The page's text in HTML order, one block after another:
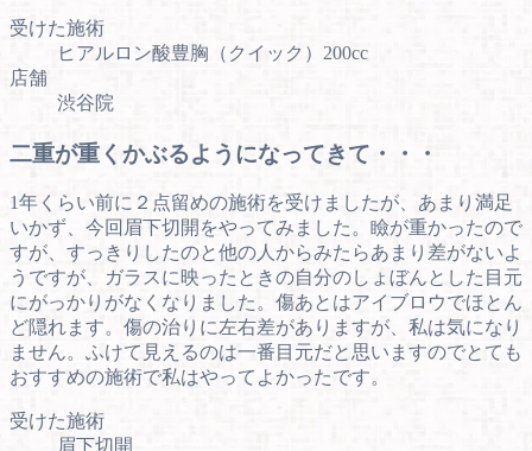
受けた施術
ヒアルロン酸豊胸（クイック）200cc
店舗
渋谷院
二重が重くかぶるようになってきて・・・
1年くらい前に２点留めの施術を受けましたが、あまり満足
いかず、今回眉下切開をやってみました。瞼が重かったので
すが、すっきりしたのと他の人からみたらあまり差がないよ
うですが、ガラスに映ったときの自分のしょぼんとした目元
にがっかりがなくなりました。傷あとはアイブロウでほとん
ど隠れます。傷の治りに左右差がありますが、私は気になり
ません。ふけて見えるのは一番目元だと思いますのでとても
おすすめの施術で私はやってよかったです。
受けた施術
眉下切開